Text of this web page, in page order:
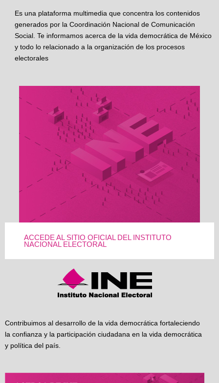
Es una plataforma multimedia que concentra los contenidos
generados por la Coordinación Nacional de Comunicación
Social. Te informamos acerca de la vida democrática de México
y todo lo relacionado a la organización de los procesos
electorales
ACCEDE AL SITIO OFICIAL DEL INSTITUTO
NACIONAL ELECTORAL
Contribuimos al desarrollo de la vida democrática fortaleciendo
la confianza y la participación ciudadana en la vida democrática
y política del país.